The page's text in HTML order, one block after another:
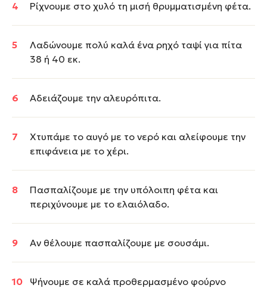
Ρίχνουμε στο χυλό τη μισή θρυμματισμένη φέτα.
Λαδώνουμε πολύ καλά ένα ρηχό ταψί για πίτα
38 ή 40 εκ.
Αδειάζουμε την αλευρόπιτα.
Χτυπάμε το αυγό με το νερό και αλείφουμε την
επιφάνεια με το χέρι.
Πασπαλίζουμε με την υπόλοιπη φέτα και
περιχύνουμε με το ελαιόλαδο.
Αν θέλουμε πασπαλίζουμε με σουσάμι.
Ψήνουμε σε καλά προθερμασμένο φούρνο